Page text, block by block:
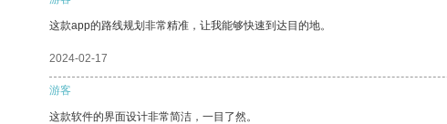
这款app的路线规划非常精准，让我能够快速到达目的地。
2024-02-17
游客
这款软件的界面设计非常简洁，一目了然。